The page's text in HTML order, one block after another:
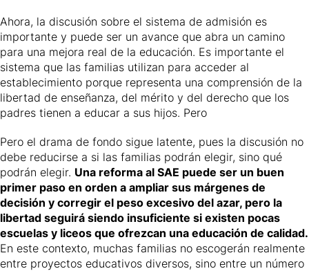
Ahora, la discusión sobre el sistema de admisión es
importante y puede ser un avance que abra un camino
para una mejora real de la educación. Es importante el
sistema que las familias utilizan para acceder al
establecimiento porque representa una comprensión de la
libertad de enseñanza, del mérito y del derecho que los
padres tienen a educar a sus hijos. Pero
Pero el drama de fondo sigue latente, pues la discusión no
debe reducirse a si las familias podrán elegir, sino qué
podrán elegir. Una reforma al SAE puede ser un buen
primer paso en orden a ampliar sus márgenes de
decisión y corregir el peso excesivo del azar, pero la
libertad seguirá siendo insuficiente si existen pocas
escuelas y liceos que ofrezcan una educación de calidad.
En este contexto, muchas familias no escogerán realmente
entre proyectos educativos diversos, sino entre un número